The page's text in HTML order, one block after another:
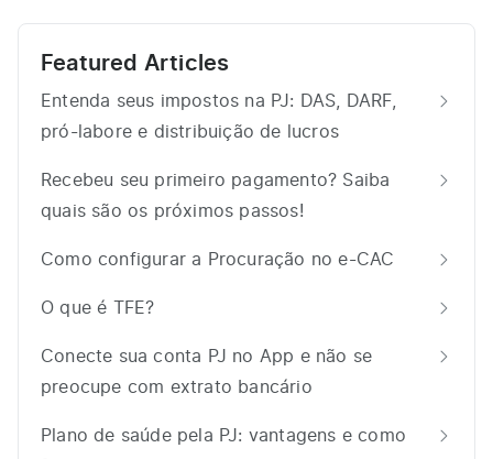
Featured Articles
Entenda seus impostos na PJ: DAS, DARF,
pró-labore e distribuição de lucros
Recebeu seu primeiro pagamento? Saiba
quais são os próximos passos!
Como configurar a Procuração no e-CAC
O que é TFE?
Conecte sua conta PJ no App e não se
preocupe com extrato bancário
Plano de saúde pela PJ: vantagens e como